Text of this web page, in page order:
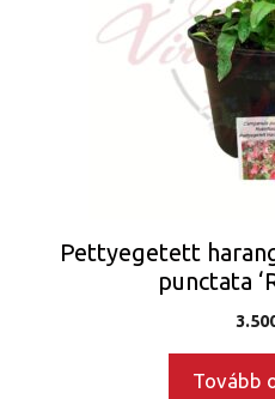
Pettyegetett
punctata
Tovább